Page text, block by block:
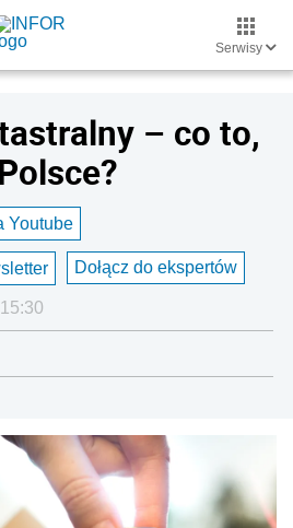
Serwisy
– co to,
Youtube
Dołącz do ekspertów